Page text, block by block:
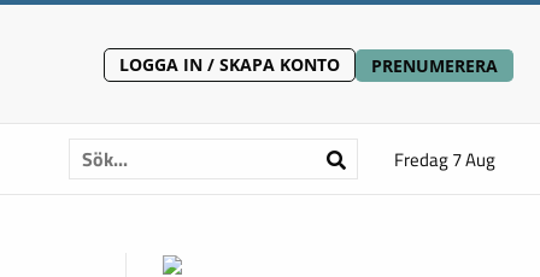
LOGGA IN / SKAPA KONTO PRENUMERERA
Fredag 7 Aug